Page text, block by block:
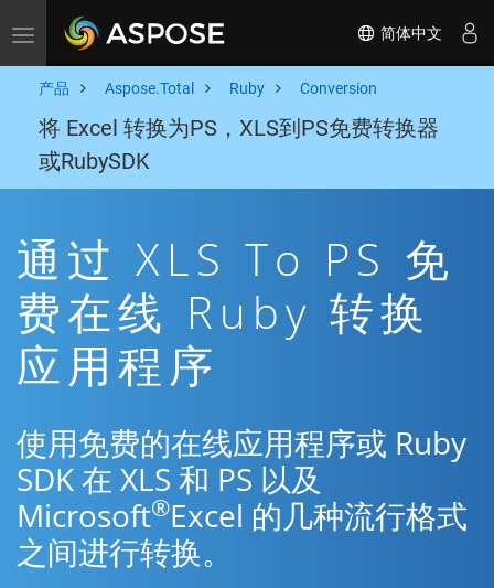
Toggle navigation 简体中文
产品 Aspose.Total Ruby Conversion
将 Excel 转换为PS，XLS到PS免费转换器
或RubySDK
通过 XLS To PS 免
费在线 Ruby 转换
应用程序
使用免费的在线应用程序或 Ruby
SDK 在 XLS 和 PS 以及
Microsoft®Excel 的几种流行格式
之间进行转换。